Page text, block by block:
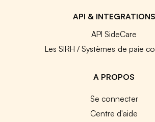
API & INTEGRATIONS
API SideCare
Les SIRH / Systèmes de paie
A PROPOS
Se connecter
Centre d'aide